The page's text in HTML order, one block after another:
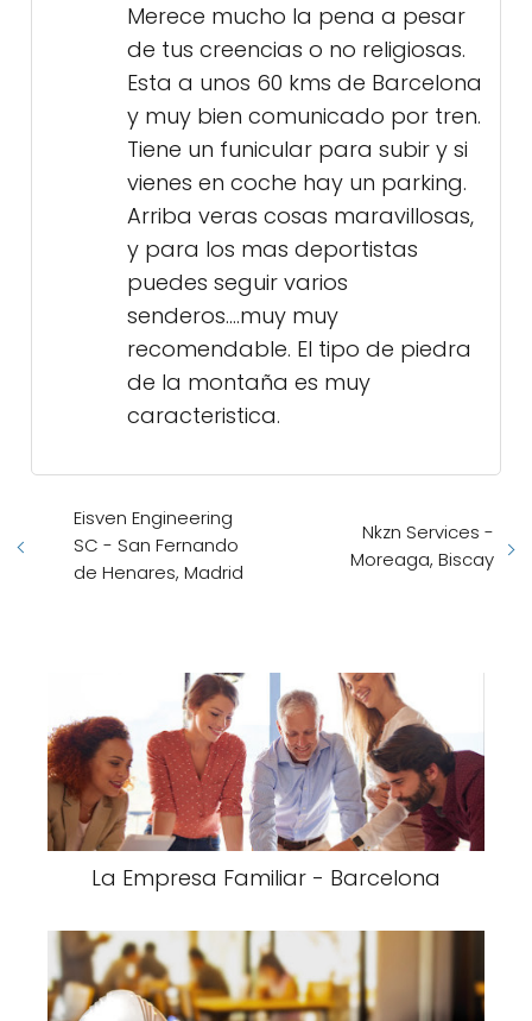
Merece mucho la pena a pesar
de tus creencias o no religiosas.
Esta a unos 60 kms de Barcelona
y muy bien comunicado por tren.
Tiene un funicular para subir y si
vienes en coche hay un parking.
Arriba veras cosas maravillosas,
y para los mas deportistas
puedes seguir varios
senderos....muy muy
recomendable. El tipo de piedra
de la montaña es muy
caracteristica.
Eisven Engineering
SC - San Fernando
de Henares, Madrid
Nkzn Services -
Moreaga, Biscay
La Empresa Familiar - Barcelona